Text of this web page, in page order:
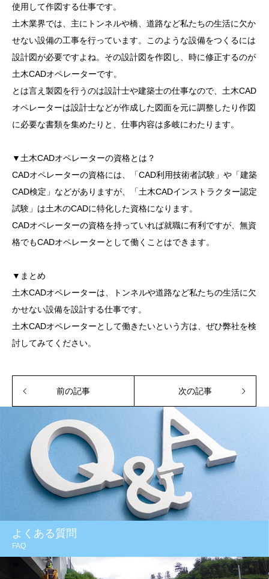
使用して作図する仕事です。
土木業界では、主にトンネルや橋、道路など私たちの生活に欠か
せない設備の工事を行っています。このような設備をつくるには
設計図が必要ですよね。その設計図を作図し、時に修正するのが
土木CADオペレーターです。
とは言え製図を行うのは設計士や建築士の仕事なので、土木CAD
オペレーターは設計士などが作成した図面を元に調整したり作図
に必要な書類を集めたりと、仕事内容は多岐にわたります。
▼土木CADオペレーターの資格とは？
CADオペレーターの資格には、「CAD利用技術者試験」や「建築
CAD検定」などがありますが、「土木CADインストラクター認定
試験」は土木のCADに特化した資格になります。
CADオペレーターの資格を持っていれば就職に有利ですが、無資
格でもCADオペレーターとして働くことはできます。
▼まとめ
土木CADオペレーターは、トンネルや道路など私たちの生活に欠
かせない設備を設計する仕事です。
土木CADオペレーターとして働きたいという方は、ぜひ弊社を検
討してみてください。
前の記事 次の記事
よくある質問
FAQ